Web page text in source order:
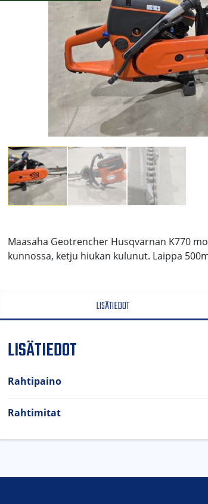
LISÄTIEDOT
LISÄTIEDOT
Rahtipaino
Rahtimitat
Maasaha Geotrencher Husqvarnan K770
kunnossa, ketju hiukan kulunut. Laippa